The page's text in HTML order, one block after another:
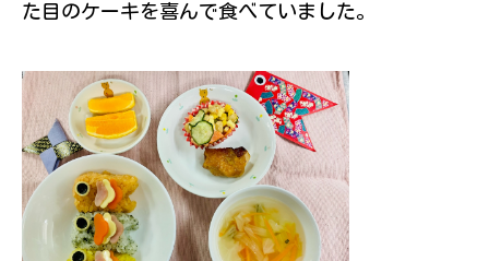
た目のケーキを喜んで食べていました。